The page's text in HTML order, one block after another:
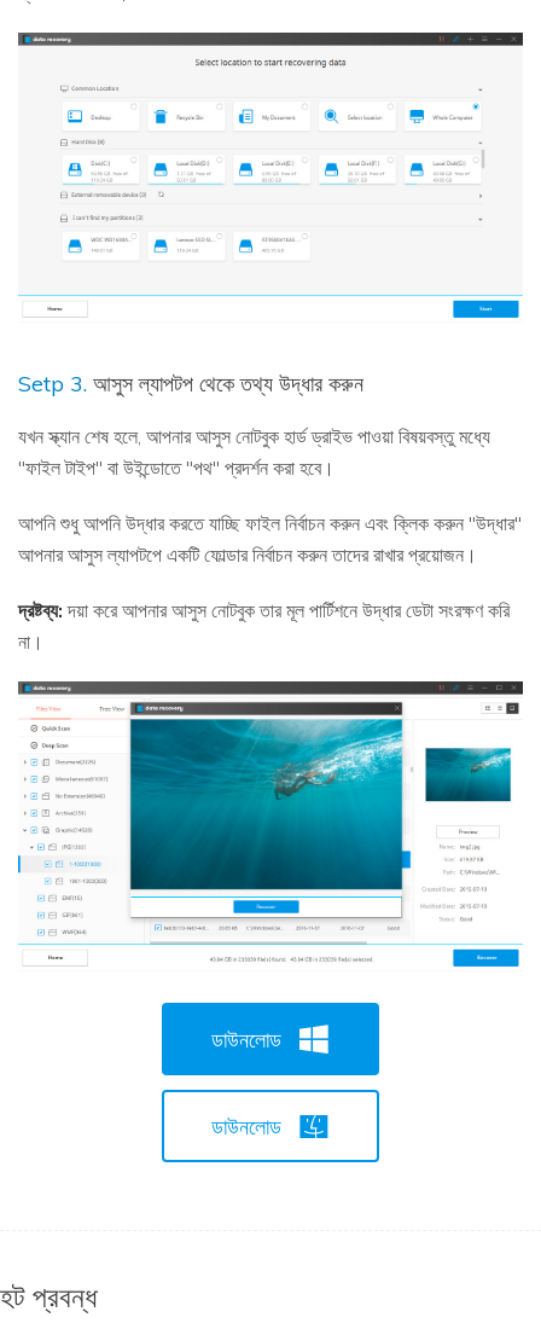
Setp 3. আসুস ল্যাপটপ থেকে তথ্য উদ্ধার করুন
যখন স্ক্যান শেষ হলে, আপনার আসুস নোটবুক হার্ড ড্রাইভ পাওয়া বিষয়বস্তু মধ্যে
"ফাইল টাইপ" বা উইন্ডোতে "পথ" প্রদর্শন করা হবে।
আপনি শুধু আপনি উদ্ধার করতে যাচ্ছি ফাইল নির্বাচন করুন এবং ক্লিক করুন "উদ্ধার"
আপনার আসুস ল্যাপটপে একটি ফোল্ডার নির্বাচন করুন তাদের রাখার প্রয়োজন।
দ্রষ্টব্য: দয়া করে আপনার আসুস নোটবুক তার মূল পার্টিশনে উদ্ধার ডেটা সংরক্ষণ করি
না।
ডাউনলোড
ডাউনলোড
হট প্রবন্ধ